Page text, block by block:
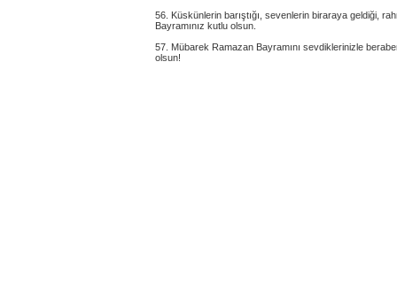
56. Küskünlerin barıştığı, sevenlerin biraraya geldiği,
Bayramınız kutlu olsun.
57. Mübarek Ramazan Bayramını sevdiklerinizle
olsun!